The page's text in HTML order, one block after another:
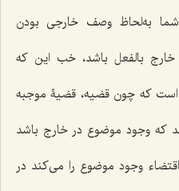
به‌لحاظ وصف خارجى بودن
بالفعل باشد، خب این كه
است كه چون قضیه، قضیۀ موجبه
كه وجود موضوع در خارج باشد
وجود موضوع را مى‌كند در